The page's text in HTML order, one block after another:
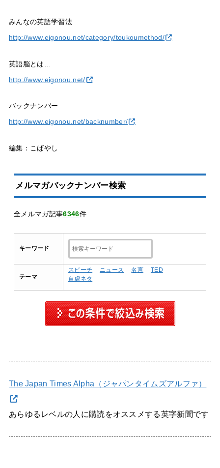
みんなの英語学習法
http://www.eigonou.net/category/toukoumethod/
英語脳とは…
http://www.eigonou.net/
バックナンバー
http://www.eigonou.net/backnumber/
編集：こばやし
メルマガバックナンバー検索
全メルマガ記事6346件
キーワード
テーマ
スピーチ ニュース 名言
TED
自虐ネタ
The Japan Times Alpha（ジャパンタイムズアルファ）
あらゆるレベルの人に購読をオススメする英字新聞です